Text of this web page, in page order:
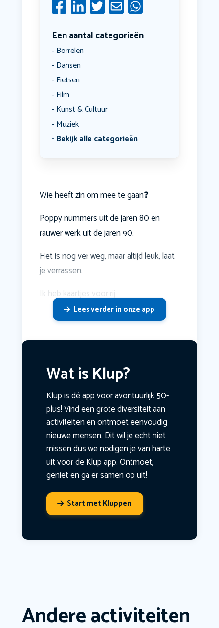
Een aantal categorieën
Borrelen
Dansen
Fietsen
Film
Kunst & Cultuur
Muziek
Bekijk alle categorieën
Wie heeft zin om mee te gaan❓
Poppy nummers uit de jaren 80 en
rauwer werk uit de jaren 90.
Het is nog ver weg, maar altijd leuk, laat
je verrassen.
Ik heb kaartjes voor rij
Lees verder in onze app
Wat is Klup?
Klup is dé app voor avontuurlijk 50-
plus! Vind een grote diversiteit aan
activiteiten en ontmoet eenvoudig
nieuwe mensen. Dit wil je echt niet
missen dus we nodigen je van harte
uit voor de Klup app. Ontmoet,
geniet en ga er samen op uit!
Start met Kluppen
Andere activiteiten